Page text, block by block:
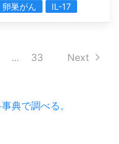
卵巣がん IL-17
... 33 Next
典で調べる。